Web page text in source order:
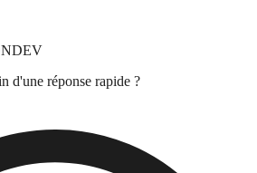
d'une réponse rapide ?